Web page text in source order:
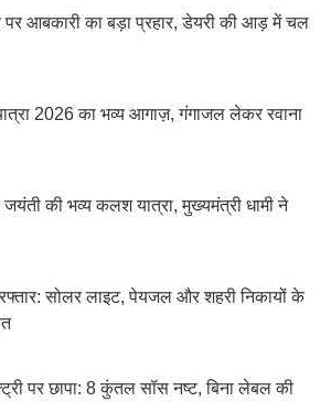
आबकारी का बड़ा प्रहार, डेयरी की आड़ में चल
2026 का भव्य आगाज़, गंगाजल लेकर रवाना
जयंती की भव्य कलश यात्रा, मुख्यमंत्री धामी ने
सोलर लाइट, पेयजल और शहरी निकायों के
पर छापा: 8 कुंतल सॉस नष्ट, बिना लेबल की